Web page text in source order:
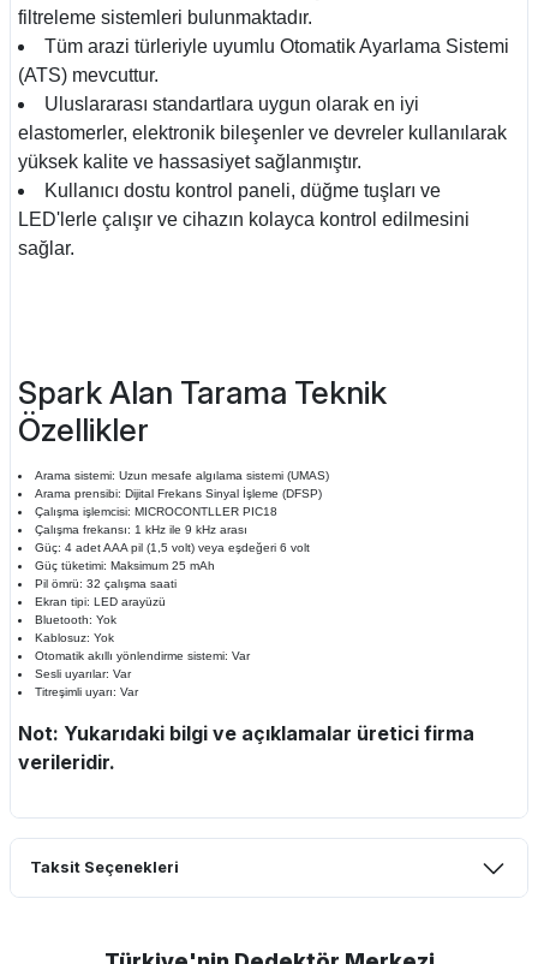
filtreleme sistemleri bulunmaktadır.
Tüm arazi türleriyle uyumlu Otomatik Ayarlama Sistemi
(ATS) mevcuttur.
Uluslararası standartlara uygun olarak en iyi
elastomerler, elektronik bileşenler ve devreler kullanılarak
yüksek kalite ve hassasiyet sağlanmıştır.
Kullanıcı dostu kontrol paneli, düğme tuşları ve
LED'lerle çalışır ve cihazın kolayca kontrol edilmesini
sağlar.
Spark Alan Tarama Teknik
Özellikler
Arama sistemi: Uzun mesafe algılama sistemi (UMAS)
Arama prensibi: Dijital Frekans Sinyal İşleme (DFSP)
Çalışma işlemcisi: MICROCONTLLER PIC18
Çalışma frekansı: 1 kHz ile 9 kHz arası
Güç: 4 adet AAA pil (1,5 volt) veya eşdeğeri 6 volt
Güç tüketimi: Maksimum 25 mAh
Pil ömrü: 32 çalışma saati
Ekran tipi: LED arayüzü
Bluetooth: Yok
Kablosuz: Yok
Otomatik akıllı yönlendirme sistemi: Var
Sesli uyarılar: Var
Titreşimli uyarı: Var
Not: Yukarıdaki bilgi ve açıklamalar üretici firma
verileridir.
Taksit Seçenekleri